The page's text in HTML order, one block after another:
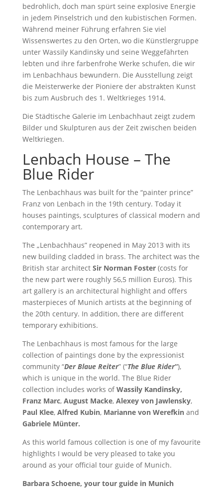
bedrohlich, doch man spürt seine explosive Energie
in jedem Pinselstrich und den kubistischen Formen.
Während meiner Führung erfahren Sie viel
Wissenswertes zu den Orten, wo die Künstlergruppe
unter Wassily Kandinsky und seine Weggefährten
lebten und ihre farbenfrohe Werke schufen, die wir
im Lenbachhaus bewundern. Die Ausstellung zeigt
die Meisterwerke der Pioniere der abstrakten Kunst
bis zum Ausbruch des 1. Weltkrieges 1914.
Die Städtische Galerie im Lenbachhaut zeigt zudem
Bilder und Skulpturen aus der Zeit zwischen beiden
Weltkriegen.
Lenbach House – The
Blue Rider
The Lenbachhaus was built for the “painter prince”
Franz von Lenbach in the 19th century. Today it
houses paintings, sculptures of classical modern and
contemporary art.
The „Lenbachhaus” reopened in May 2013 with its
new building cladded in brass. The architect was the
British star architect Sir Norman Foster(costs for
the new part were roughly 56,5 million Euros). This
art gallery is an architectural highlight and offers
masterpieces of Munich artists at the beginning of
the 20th century. In addition, there are different
temporary exhibitions.
The Lenbachhaus is most famous for the large
collection of paintings done by the expressionist
community “Der Blaue Reiter” (“The Blue Rider“),
which is unique in the world. The Blue Rider
collection includes works ofWassily Kandinsky,
Franz Marc, August Macke,Alexey von Jawlensky,
Paul Klee, Alfred Kubin,Marianne von Werefkin and
Gabriele Münter.
As this world famous collection is one of my favourite
highlights I would be very pleased to take you
around as your official tour guide of Munich.
Barbara Schoene, your tour guide in Munich